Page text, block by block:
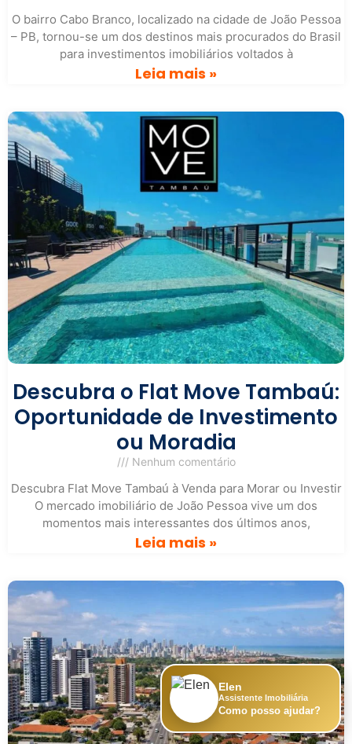
O bairro Cabo Branco, localizado na cidade de João Pessoa
– PB, tornou-se um dos destinos mais procurados do Brasil
para investimentos imobiliários voltados à
Leia mais »
Descubra o Flat Move Tambaú:
Oportunidade de Investimento
ou Moradia
Nenhum comentário
Descubra Flat Move Tambaú à Venda para Morar ou Investir
O mercado imobiliário de João Pessoa vive um dos
momentos mais interessantes dos últimos anos,
Leia mais »
Elen
Assistente Imobiliária
Como posso ajudar?